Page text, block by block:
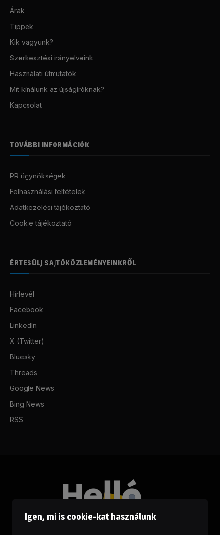
Árak
Tippek
Kik vagyunk?
Szerkesztési irányelveink
Használati útmutatók
Mit kínálunk az újságíróknak?
Kapcsolat
TOVÁBBI INFORMÁCIÓK
PR ügynökségek
Felhasználási feltételek
Adatkezelési tájékoztató
Cookie tájékoztató
ÉRTESÜLJ SAJTÓKÖZLEMÉNYEINKRŐL
Hírlevél
Facebook
LinkedIn
X (Twitter)
Bluesky
Threads
Google News
Bing News
RSS
Igen, mi is cookie-kat használunk